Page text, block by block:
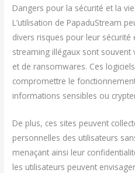
Dangers pour la sécurité et la
L’utilisation de PapaduStream
divers risques pour leur sécurité
streaming illégaux sont souvent
et de ransomwares. Ces
compromettre le
informations sensibles ou
De plus, ces sites peuvent
personnelles des utilisateurs
menaçant ainsi leur
les utilisateurs peuvent